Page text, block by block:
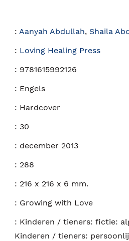
: Aanyah Abdullah, Shaila
: Loving Healing Press
: 9781615992126
: Engels
: Hardcover
: 30
: december 2013
: 288
: 216 x 216 x 6 mm.
: Growing with Love
: Kinderen / tieners: fictie:
Kinderen / tieners: